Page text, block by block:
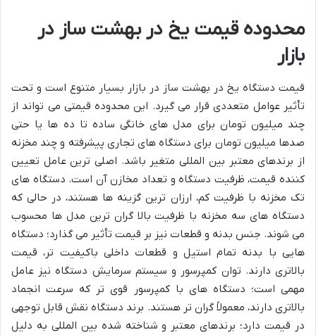
محدوده قیمت یخ در بهشت ساز در
بازار
قیمت دستگاه یخ در بهشت ساز در بازار بسیار متنوع است و تحت
تأثیر عوامل متعددی قرار می گیرد. این محدوده قیمتی می تواند از
چند میلیون تومان برای مدل های خانگی ساده تا ده ها یا حتی
صدها میلیون تومان برای دستگاه های تجاری پیشرفته و چند مخزنه
از برندهای معتبر بین المللی متغیر باشد. اصلی ترین عامل تعیین
کننده قیمت، ظرفیت دستگاه و تعداد مخازن آن است. دستگاه های
تک مخزنه با ظرفیت کم، ارزان ترین گزینه ها هستند، در حالی که
دستگاه های سه مخزنه با ظرفیت بالا گران ترین مدل ها محسوب
می شوند. جنس بدنه و قطعات نیز بر قیمت تأثیر می گذارد؛ دستگاه
هایی با بدنه تمام استیل و قطعات داخلی باکیفیت تر، قیمت
بالاتری دارند. توان کمپرسور و سیستم سرمایش دستگاه نیز عامل
مهمی است؛ دستگاه های با کمپرسور قوی تر که سرعت انجماد
بالاتری دارند، معمولاً گران تر هستند. برند دستگاه نقش قابل توجهی
در قیمت دارد؛ برندهای معتبر و شناخته شده بین المللی به دلیل